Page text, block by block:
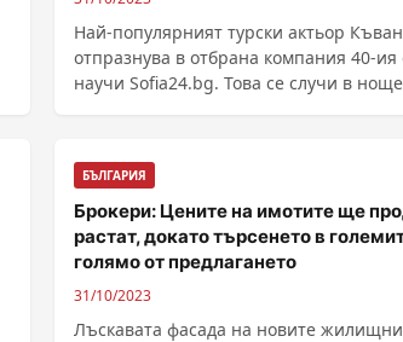
Най-популярният турски актьор
отпразнува в отбрана компания 40-
научи Sofia24.bg. Това се случи в
БЪЛГАРИЯ
Брокери: Цените на имотите ще
растат, докато търсенето в
голямо от предлагането
31/10/2023
Лъскавата фасада на новите жилищни